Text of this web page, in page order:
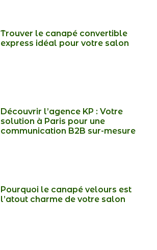
Trouver le canapé convertible
express idéal pour votre salon
Découvrir l’agence KP : Votre
solution à Paris pour une
communication B2B sur-mesure
Pourquoi le canapé velours est
l’atout charme de votre salon